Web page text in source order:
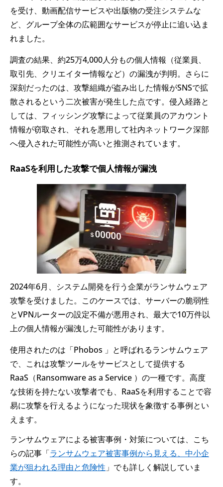
を受け、動画配信サービスや出版物の受注システムな
ど、グループ全体の広範囲なサービスが停止に追い込ま
れました。
調査の結果、約25万4,000人分もの個人情報（従業員、
取引先、クリエイター情報など）の漏洩が判明。さらに
深刻だったのは、攻撃組織が盗み出した情報がSNSで拡
散されるという二次被害が発生した点です。侵入経路と
しては、フィッシング攻撃によって従業員のアカウント
情報が窃取され、それを悪用して社内ネットワーク深部
へ侵入された可能性が高いと推測されています。
RaaSを利用した攻撃で個人情報が漏洩
2024年6月、システム開発を行う企業がランサムウェア
攻撃を受けました。このケースでは、サーバーの脆弱性
とVPNルーターの設定不備が悪用され、最大で10万件以
上の個人情報が漏洩した可能性があります。
使用されたのは「Phobos 」と呼ばれるランサムウェア
で、これは攻撃ツールをサービスとして提供する
RaaS（Ransomware as a Service ）の一種です。高度
な技術を持たない攻撃者でも、RaaSを利用することで容
易に攻撃を行えるようになった現状を象徴する事例とい
えます。
ランサムウェアによる被害事例・対策については、こち
らの記事「ランサムウェア被害事例から見える、中小企
業が狙われる理由と危険性 」でも詳しく解説していま
す。